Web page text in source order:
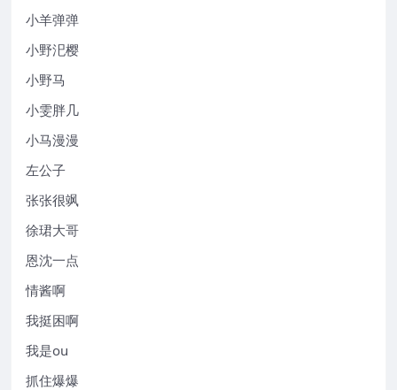
小羊弹弹
小野汜樱
小野马
小雯胖几
小马漫漫
左公子
张张很飒
徐珺大哥
恩沈一点
情酱啊
我挺困啊
我是ou
抓住爆爆